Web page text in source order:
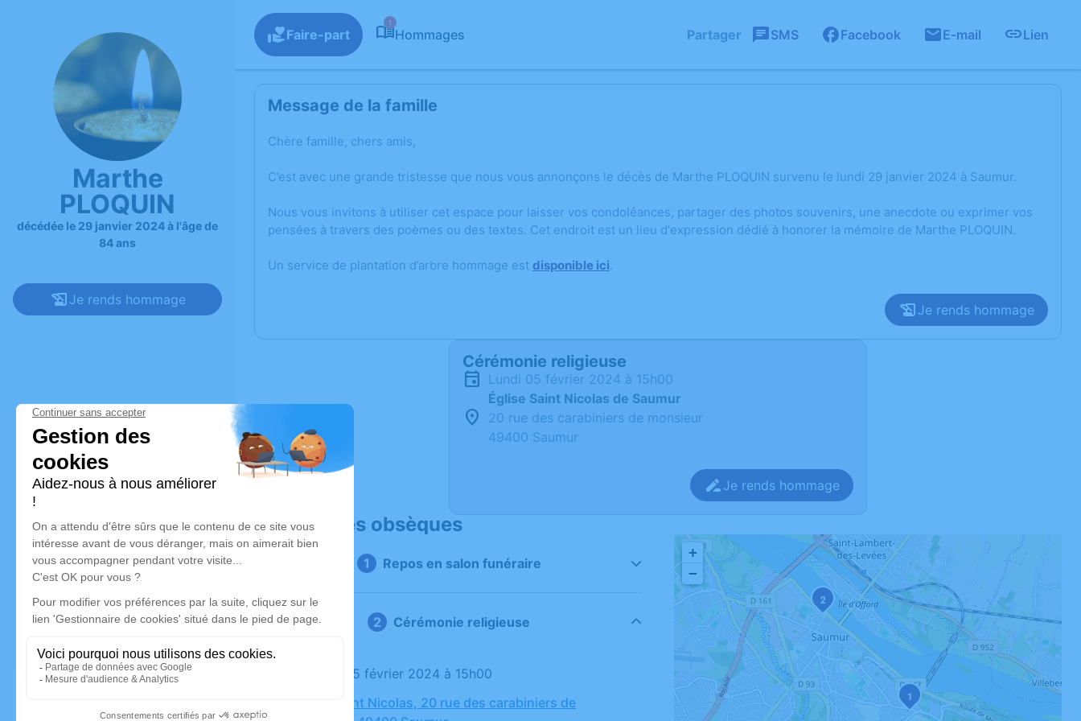
Marthe
PLOQUIN
décédée le 29 janvier 2024 à l'âge de
84 ans
Je rends hommage
Faire-part
1
Hommages Partager SMS Facebook E-mail Lien
Message de la famille
Chère famille, chers amis,
C’est avec une grande tristesse que nous vous annonçons le décès de Marthe PLOQUIN survenu le lundi 29 janvier 2024 à Saumur.
Nous vous invitons à utiliser cet espace pour laisser vos condoléances, partager des photos souvenirs, une anecdote ou exprimer vos
pensées à travers des poèmes ou des textes. Cet endroit est un lieu d'expression dédié à honorer la mémoire de Marthe PLOQUIN.
Un service de plantation d’arbre hommage est disponible ici.
Je rends hommage
Cérémonie religieuse
lundi 05 février 2024 à 15h00
Église Saint Nicolas de Saumur
20 rue des carabiniers de monsieur
49400 Saumur
Je rends hommage
Déroulé des obsèques
Repos en salon funéraire
Cérémonie religieuse
Le lundi 05 février 2024 à 15h00
Église Saint Nicolas, 20 rue des carabiniers de
1
2
+
−